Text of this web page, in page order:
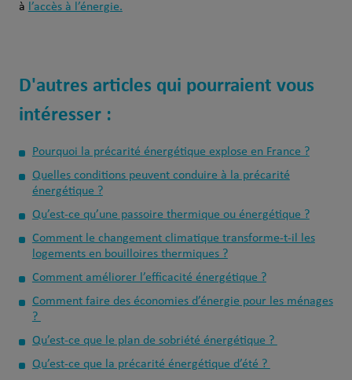
à l’accès à l’énergie.
D'autres articles qui pourraient vous
intéresser :
Pourquoi la précarité énergétique explose en France ?
Quelles conditions peuvent conduire à la précarité
énergétique ?
Qu’est-ce qu’une passoire thermique ou énergétique ?
Comment le changement climatique transforme-t-il les
logements en bouilloires thermiques ?
Comment améliorer l’efficacité énergétique ?
Comment faire des économies d’énergie pour les ménages
?
Qu’est-ce que le plan de sobriété énergétique ?
Qu’est-ce que la précarité énergétique d’été ?